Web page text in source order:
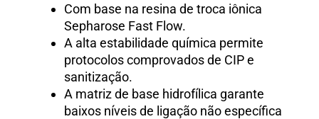
Com base na resina de troca iônica
Sepharose Fast Flow.
A alta estabilidade química permite
protocolos comprovados de CIP e
sanitização.
A matriz de base hidrofílica garante
baixos níveis de ligação não específica